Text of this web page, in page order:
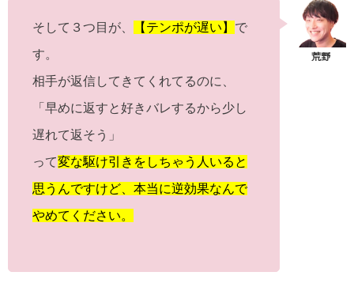
そして３つ目が、 【テンポが遅い】 で
す。
相手が返信してきてくれてるのに、
「早めに返すと好きバレするから少し
遅れて返そう」
って変な駆け引きをしちゃう人いると
思うんですけど、本当に逆効果なんで
やめてください。